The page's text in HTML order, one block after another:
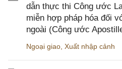
dẫn thực thi Công ước
miễn hợp pháp hóa đối
ngoài (Công ước
Ngoại giao Xuất nhập cảnh